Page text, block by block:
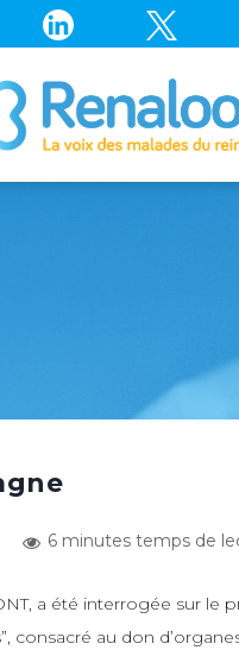
6 minutes temps de
a été interrogée sur
consacré au don